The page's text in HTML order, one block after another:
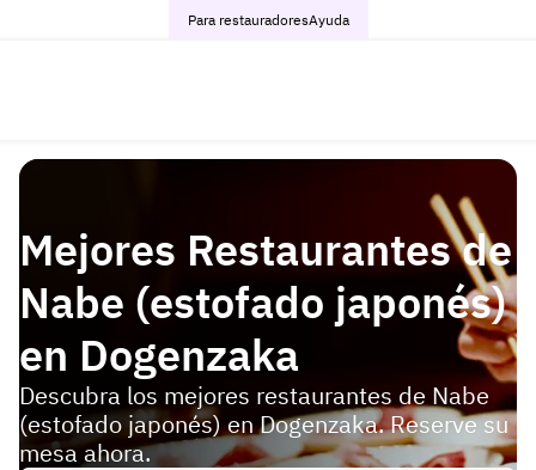
Para restauradoresAyuda
Mejores Restaurantes de
Nabe (estofado japonés)
en Dogenzaka
Descubra los mejores restaurantes de Nabe
(estofado japonés) en Dogenzaka. Reserve su
mesa ahora.